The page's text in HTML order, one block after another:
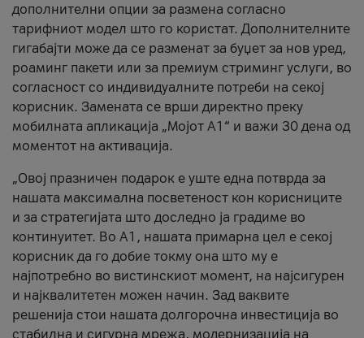
дополнителни опции за размена согласно
тарифниот модел што го користат. Дополнителните
гигабајти може да се разменат за буџет за нов уред,
роаминг пакети или за премиум стриминг услуги, во
согласност со индивидуалните потреби на секој
корисник. Замената се врши директно преку
мобилната апликација „Мојот А1“ и важи 30 дена од
моментот на активација.
„Овој празничен подарок е уште една потврда за
нашата максимална посветеност кон корисниците
и за стратегијата што доследно ја градиме во
континуитет. Во А1, нашата примарна цел е секој
корисник да го добие токму она што му е
најпотребно во вистинскиот момент, на најсигурен
и најквалитетен можен начин. Зад ваквите
решенија стои нашата долгорочна инвестиција во
стабилна и сигурна мрежа, модернизација на